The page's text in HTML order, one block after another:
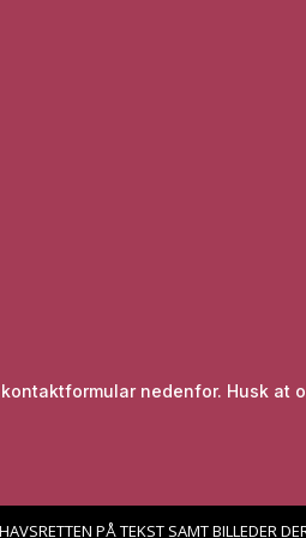
nedenfor. Husk at
PÅ TEKST SAMT BILLEDER